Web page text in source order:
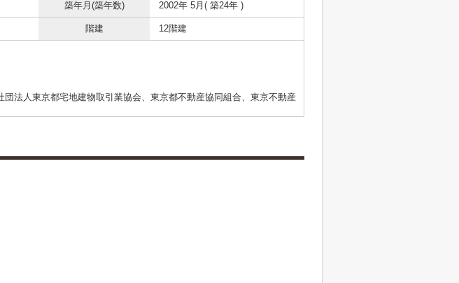
築年月(築年数) 2002年 5月( 築24年 )
階建 12階建
法人東京都宅地建物取引業協会、東京都不動産協同組合、東京不動産